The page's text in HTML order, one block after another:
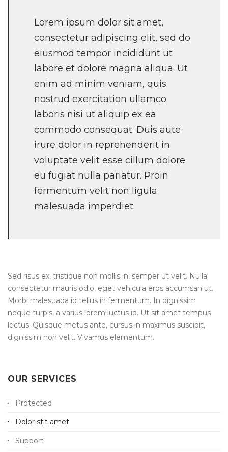
Lorem ipsum dolor sit amet,
consectetur adipiscing elit, sed do
eiusmod tempor incididunt ut
labore et dolore magna aliqua. Ut
enim ad minim veniam, quis
nostrud exercitation ullamco
laboris nisi ut aliquip ex ea
commodo consequat. Duis aute
irure dolor in reprehenderit in
voluptate velit esse cillum dolore
eu fugiat nulla pariatur. Proin
fermentum velit non ligula
malesuada imperdiet.
Sed risus ex, tristique non mollis in, semper ut velit. Nulla
consectetur mauris odio, eget vehicula eros accumsan ut.
Morbi malesuada id tellus in fermentum. In dignissim
neque turpis, a varius lorem luctus id. Ut sit amet tempus
lectus. Quisque metus ante, cursus in maximus suscipit,
dignissim non velit. Vivamus elementum.
OUR SERVICES
Protected
Dolor stit amet
Support